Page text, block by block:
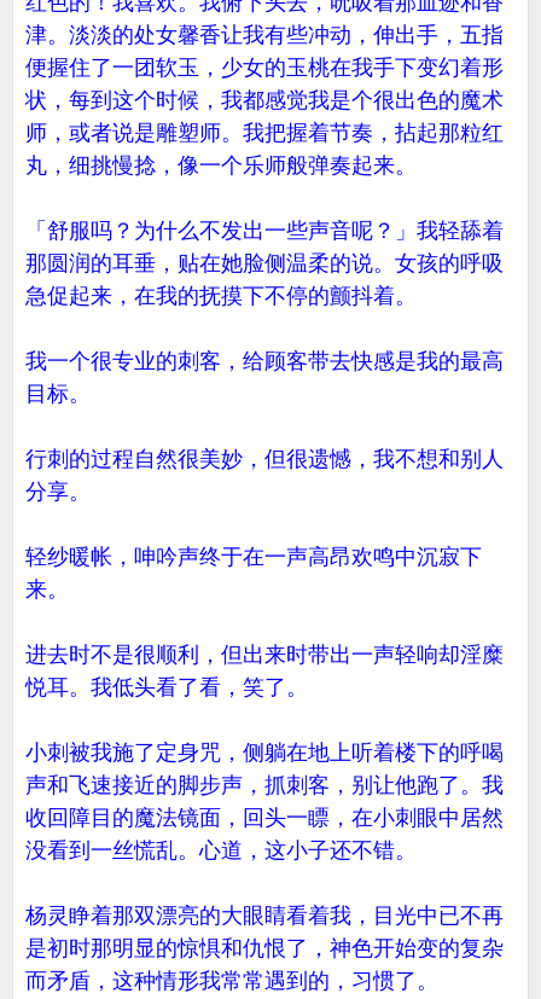
津。淡淡的处女馨香让我有些冲动，伸出手，五指
便握住了一团软玉，少女的玉桃在我手下变幻着形
状，每到这个时候，我都感觉我是个很出色的魔术
师，或者说是雕塑师。我把握着节奏，拈起那粒红
丸，细挑慢捻，像一个乐师般弹奏起来。
「舒服吗？为什么不发出一些声音呢？」我轻舔着
那圆润的耳垂，贴在她脸侧温柔的说。女孩的呼吸
急促起来，在我的抚摸下不停的颤抖着。
我一个很专业的刺客，给顾客带去快感是我的最高
目标。
行刺的过程自然很美妙，但很遗憾，我不想和别人
分享。
轻纱暖帐，呻吟声终于在一声高昂欢鸣中沉寂下
来。
进去时不是很顺利，但出来时带出一声轻响却淫糜
悦耳。我低头看了看，笑了。
小刺被我施了定身咒，侧躺在地上听着楼下的呼喝
声和飞速接近的脚步声，抓刺客，别让他跑了。我
收回障目的魔法镜面，回头一瞟，在小刺眼中居然
没看到一丝慌乱。心道，这小子还不错。
杨灵睁着那双漂亮的大眼睛看着我，目光中已不再
是初时那明显的惊惧和仇恨了，神色开始变的复杂
而矛盾，这种情形我常常遇到的，习惯了。